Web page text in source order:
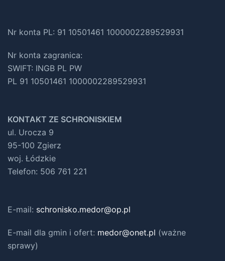
Nr konta PL: 91 10501461 1000002289529931
Nr konta zagranica:
SWIFT: INGB PL PW
PL 91 10501461 1000002289529931
KONTAKT ZE SCHRONISKIEM
ul. Urocza 9
95-100 Zgierz
woj. Łódzkie
Telefon: 506 761 221
E-mail: schronisko.medor@op.pl
E-mail dla gmin i ofert: medor@onet.pl (ważne
sprawy)